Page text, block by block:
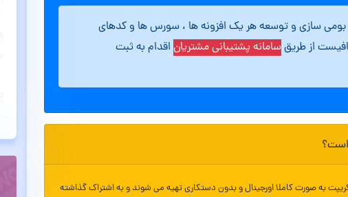
بومی سازی و توسعه هر یک افزونه ها ، سورس ها و کدهای
از طریقسامانه پشتیبانی مشتریان اقدام به ثبت
است؟
به صورت کاملا اورجینال و بدون دستکاری تهیه می شوند و به اشتراک گذاشته